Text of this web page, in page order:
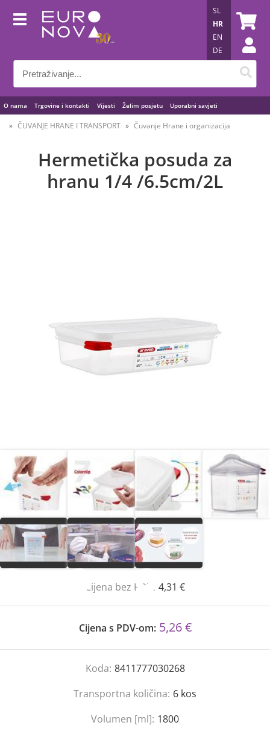
O nama Trgovine i kontakti Vijesti Želim posjetu Uporabni savjeti
SL
HR
EN
DE
ČUVANJE HRANE I TRANSPORT Čuvanje Hrane i organizacija
Hermetička posuda za
hranu 1/4 /6.5cm/2L
Cijena bez PDV: 4,31 €
Cijena s PDV-om: 5,26 €
Koda: 8411777030268
Transportna količina: 6 kos
Volumen [ml]: 1800